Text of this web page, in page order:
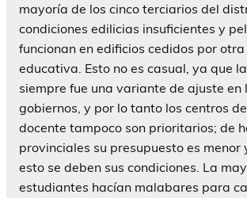
mayoría de los cinco terciarios del
condiciones edilicias insuficientes y
funcionan en edificios cedidos por
educativa. Esto no es casual, ya que
siempre fue una variante de ajuste en
gobiernos, y por lo tanto los centros
docente tampoco son prioritarios; de
provinciales su presupuesto es menor
esto se deben sus condiciones. La
estudiantes hacían malabares para